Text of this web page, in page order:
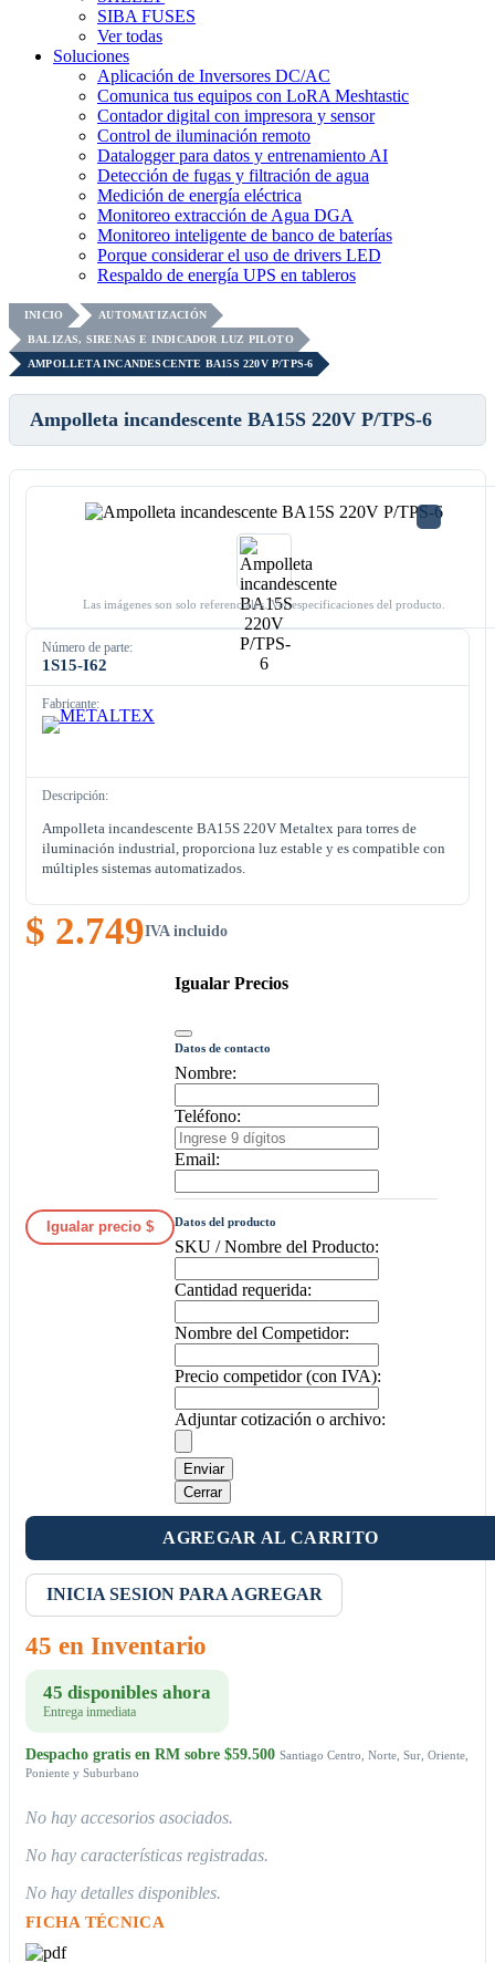
SIBA FUSES
Ver todas
Soluciones
Aplicación de Inversores DC/AC
Comunica tus equipos con LoRA Meshtastic
Contador digital con impresora y sensor
Control de iluminación remoto
Datalogger para datos y entrenamiento AI
Detección de fugas y filtración de agua
Medición de energía eléctrica
Monitoreo extracción de Agua DGA
Monitoreo inteligente de banco de baterías
Porque considerar el uso de drivers LED
Respaldo de energía UPS en tableros
INICIO
AUTOMATIZACIÓN
BALIZAS, SIRENAS E INDICADOR LUZ PILOTO
AMPOLLETA INCANDESCENTE BA15S 220V P/TPS-6
Ampolleta incandescente BA15S 220V P/TPS-6
Las imágenes son solo referenciales. Ver especificaciones del producto.
Número de parte:
1S15-I62
Fabricante:
Descripción:
Ampolleta incandescente BA15S 220V Metaltex para torres de
iluminación industrial, proporciona luz estable y es compatible con
múltiples sistemas automatizados.
$ 2.749IVA incluido
Igualar precio $
Igualar Precios
Datos de contacto
Nombre:
Teléfono:
Email:
Datos del producto
SKU / Nombre del Producto:
Cantidad requerida:
Nombre del Competidor:
Precio competidor (con IVA):
Adjuntar cotización o archivo:
Enviar
Cerrar
AGREGAR AL CARRITO
INICIA SESION PARA AGREGAR
45 en Inventario
45 disponibles ahora
Entrega inmediata
Despacho gratis en RM sobre $59.500 Santiago Centro, Norte, Sur, Oriente,
Poniente y Suburbano
No hay accesorios asociados.
No hay características registradas.
No hay detalles disponibles.
FICHA TÉCNICA